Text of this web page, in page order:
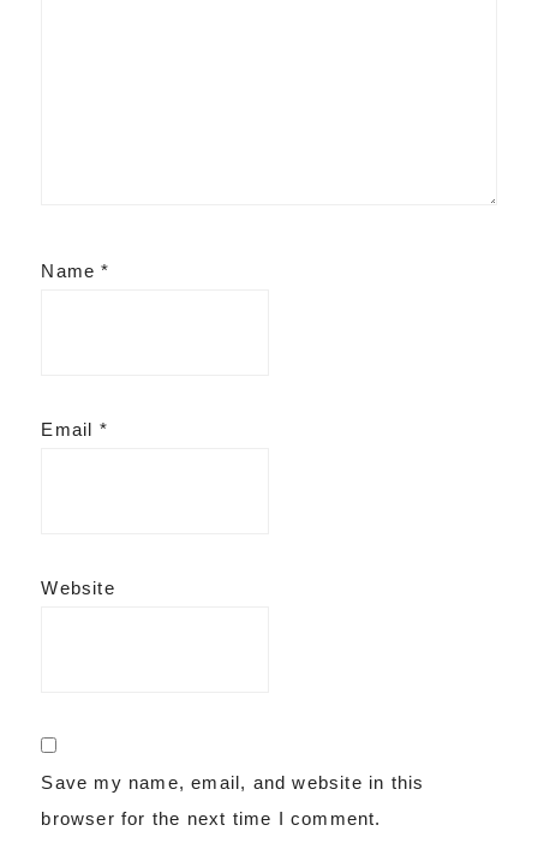
Name*
Email *
Website
Save my name, email, and website in this
browser for the next time I comment.